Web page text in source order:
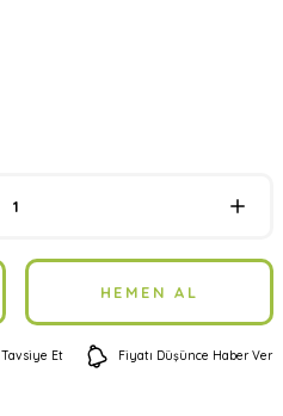
HEMEN AL
Tavsiye Et Fiyatı Düşünce Haber Ver